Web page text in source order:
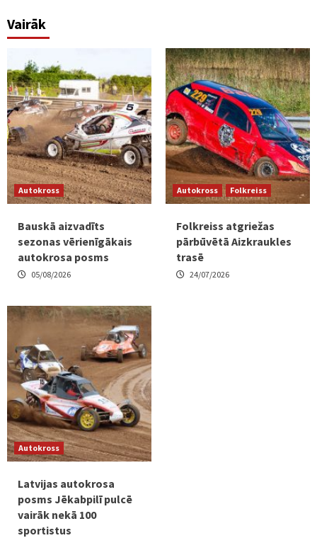
Vairāk
Autokross
Bauskā aizvadīts
sezonas vērienīgākais
autokrosa posms
05/08/2026
Autokross Folkreiss
Folkreiss atgriežas
pārbūvētā Aizkraukles
trasē
24/07/2026
Autokross
Latvijas autokrosa
posms Jēkabpilī pulcē
vairāk nekā 100
sportistus